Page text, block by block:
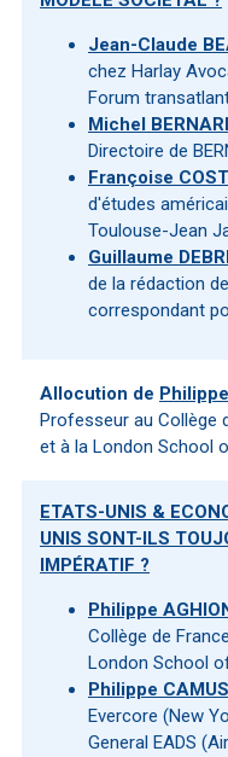
Jean-Claude
chez Harlay
Forum
Michel
Directoire de
Françoise
d'études
Toulouse-Jean
Guillaume
de la rédaction
correspondant
Allocution de
Professeur au Collège
et à la London School
ETATS-UNIS &
UNIS SONT-ILS
IMPÉRATIF ?
Philippe
Collège de
London School
Philippe CAMUS
Evercore (New
General EADS